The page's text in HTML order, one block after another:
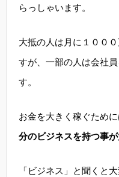
らっしゃいます。
大抵の人は月に１００
すが、一部の人は会社
す。
お金を大きく稼ぐために
分のビジネスを持つ事が
「ビジネス」と聞くと